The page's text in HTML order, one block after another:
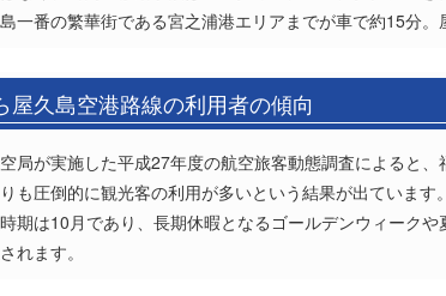
一番の繁華街である宮之浦港エリアまでが車で約15分
屋久島空港路線の利用者の傾向
局が実施した平成27年度の航空旅客動態調査によると
も圧倒的に観光客の利用が多いという結果が出ています。
期は10月であり、長期休暇となるゴールデンウィーク
れます。